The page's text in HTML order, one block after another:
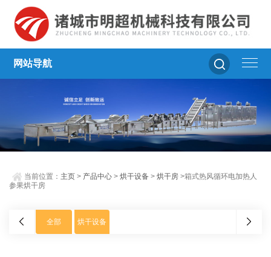
网站导航
当前位置： 主页 > 产品中心 >烘干设备 >烘干房 >箱式热风循环电加热人
参果烘干房
全部 烘干设备